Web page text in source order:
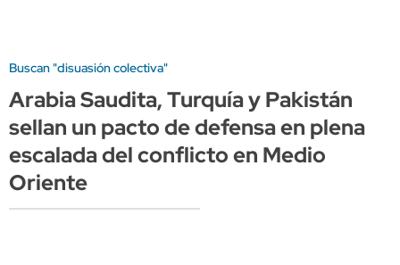
Buscan "disuasión colectiva"
Arabia Saudita, Turquía y Pakistán
sellan un pacto de defensa en plena
escalada del conflicto en Medio
Oriente